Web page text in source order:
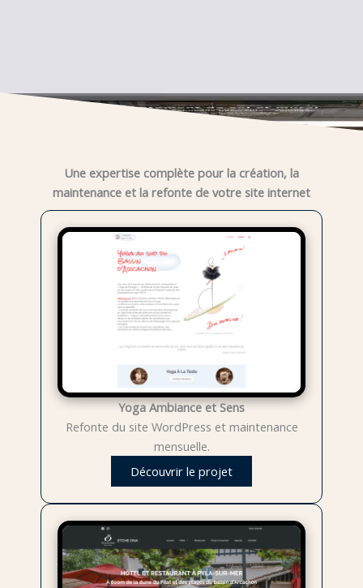
Une expertise complète pour la création, la
maintenance et la refonte de votre site internet
Yoga Ambiance et Sens
Refonte du site WordPress et maintenance
mensuelle.
Découvrir le projet